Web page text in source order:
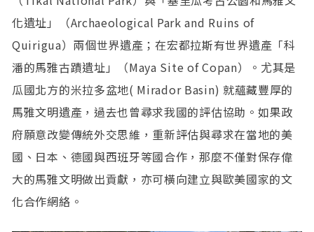
化遺址」（Archaeological Park and Ruins of
Quirigua）兩個世界遺產；在宏都拉斯有世界遺產「科
潘的馬雅古蹟遺址」（Maya Site of Copan）。尤其是
瓜國北方的米拉多盆地( Mirador Basin) 就蘊藏豐厚的
馬雅文明遺產，過去也曾尋求我國的評估協助。如果政
府願意改變傳統外交思維，重新評估與尋求在當地的美
國、日本、德國與西班牙等國合作，那麼不僅對保存偉
大的馬雅文明做出貢獻，亦可橫向建立與歐美國家的文
化合作網絡。